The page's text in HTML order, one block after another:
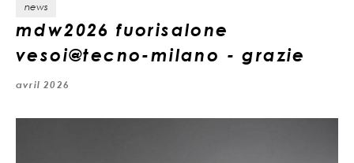
news
mdw2026 fuorisalone
vesoi@tecno-milano - grazie
avril 2026